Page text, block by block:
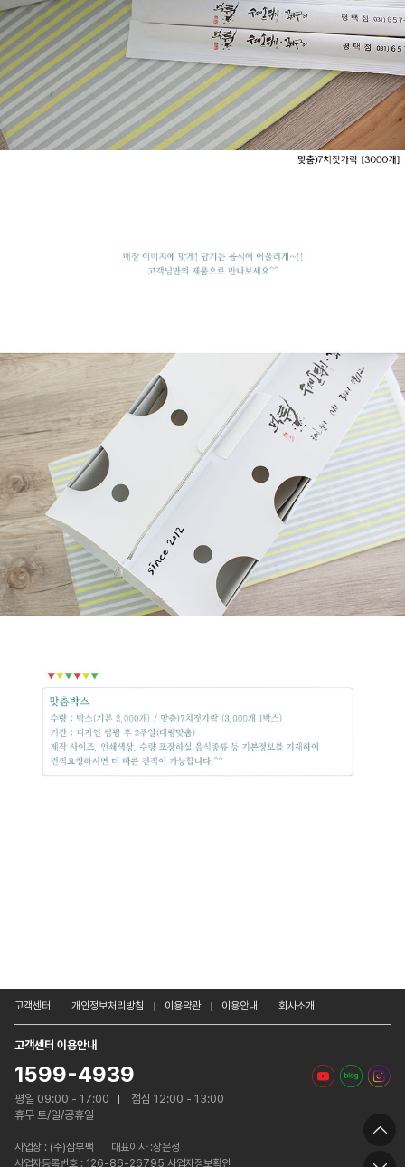
고객센터 개인정보처리방침 이용약관 이용안내 회사소개
고객센터 이용안내
1599-4939
평일 09:00 - 17:00
점심 12:00 - 13:00
휴무 토/일/공휴일
사업장 : (주)삼부팩
대표이사 :장은정
사업자등록번호 : 126-86-26795 사업자정보확인